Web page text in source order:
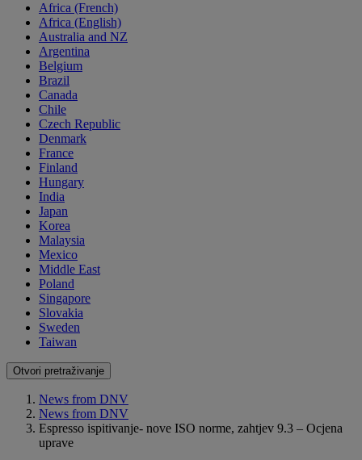
Africa (French)
Africa (English)
Australia and NZ
Argentina
Belgium
Brazil
Canada
Chile
Czech Republic
Denmark
France
Finland
Hungary
India
Japan
Korea
Malaysia
Mexico
Middle East
Poland
Singapore
Slovakia
Sweden
Taiwan
Otvori pretraživanje
News from DNV
News from DNV
Espresso ispitivanje- nove ISO norme, zahtjev 9.3 – Ocjena
uprave